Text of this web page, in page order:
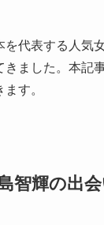
を代表する人気
きました。本記
す。
智輝の出